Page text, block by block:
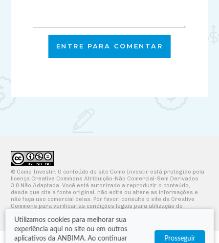
Utilizamos cookies para melhorar sua
experiência aqui no site ou em outros
aplicativos da ANBIMA. Ao continuar
Prosseguir
ENTRE PARA COMENTAR
© Como Investir. O conteúdo do site Como Investir está protegido pela
licença Creative Commons Atribuição-Não Comercial-Sem Derivados
3.0 Não Adaptada. Você está autorizado a reproduzir o conteúdo,
desde que cite a fonte original, não edite ou altere as informações e
não faça uso comercial delas. Por favor, consulte o site da Creative
Commons para verificar as condições legais para utilização do